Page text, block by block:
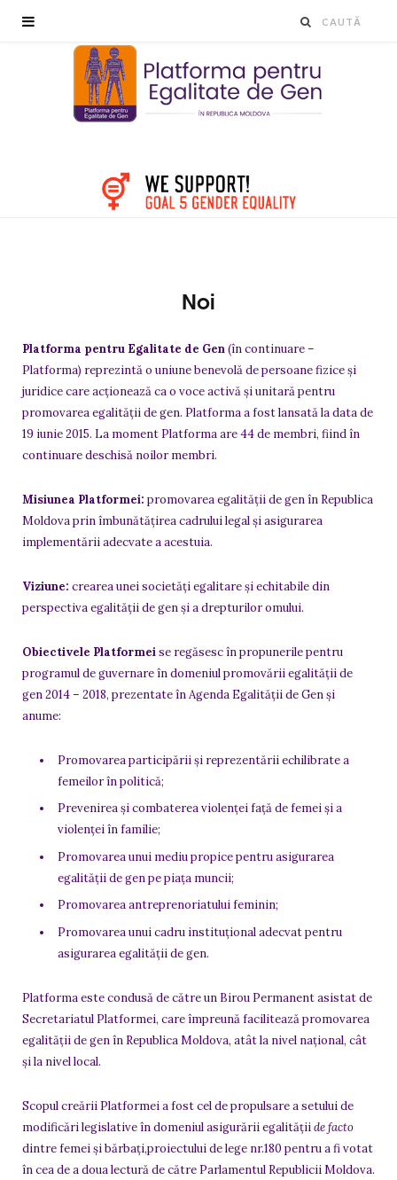
Noi
Platforma pentru Egalitate de Gen(în continuare –
Platforma) reprezintă o uniune benevolă de persoane fizice și
juridice care acționează ca o voce activă și unitară pentru
promovarea egalității de gen. Platforma a fost lansată la data de
19 iunie 2015. La moment Platforma are 44 de membri, fiind în
continuare deschisă noilor membri.
Misiunea Platformei: promovarea egalității de gen în Republica
Moldova prin îmbunătățirea cadrului legal și asigurarea
implementării adecvate a acestuia.
Viziune: crearea unei societăți egalitare și echitabile din
perspectiva egalității de gen și a drepturilor omului.
Obiectivele Platformeise regăsesc în propunerile pentru
programul de guvernare în domeniul promovării egalității de
gen 2014 – 2018, prezentate în Agenda Egalității de Gen și
anume:
Promovarea participării şi reprezentării echilibrate a
femeilor în politică;
Prevenirea şi combaterea violenţei faţă de femei şi a
violenţei în familie;
Promovarea unui mediu propice pentru asigurarea
egalităţii de gen pe piaţa muncii;
Promovarea antreprenoriatului feminin;
Promovarea unui cadru instituţional adecvat pentru
asigurarea egalităţii de gen.
Platforma este condusă de către un Birou Permanent asistat de
Secretariatul Platformei, care împreună facilitează promovarea
egalității de gen în Republica Moldova, atât la nivel național, cât
și la nivel local.
Scopul creării Platformei a fost cel de propulsare a setului de
modificări legislative în domeniul asigurării egalitățiide facto
dintre femei şi bărbaţi,proiectului de lege nr.180 pentru a fi votat
în cea de a doua lectură de către Parlamentul Republicii Moldova.